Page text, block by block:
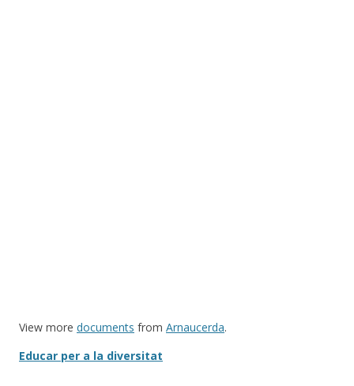
View more documents from Arnaucerda.
Educar per a la diversitat